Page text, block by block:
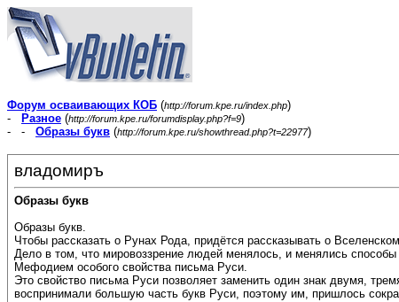
Форум осваивающих КОБ (http://forum.kpe.ru/index.php)
-
Разное (http://forum.kpe.ru/forumdisplay.php?f=9)
- - Образы букв (http://forum.kpe.ru/showthread.php?t=22977)
владомиръ
Образы букв
Образы букв.
Чтобы рассказать о Рунах Рода, придётся рассказывать о
Дело в том, что мировоззрение людей менялось, и менялись
Мефодием особого свойства письма Руси.
Это свойство письма Руси позволяет заменить один знак двумя,
воспринимали большую часть букв Руси, поэтому им, пришлось